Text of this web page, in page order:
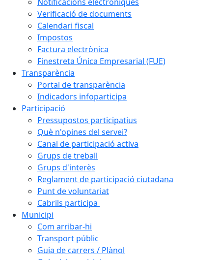
Verificació de documents
Calendari fiscal
Impostos
Factura electrònica
Finestreta Única Empresarial (FUE)
Transparència
Portal de transparència
Indicadors infoparticipa
Participació
Pressupostos participatius
Què n'opines del servei?
Canal de participació activa
Grups de treball
Grups d'interès
Reglament de participació ciutadana
Punt de voluntariat
Cabrils participa
Municipi
Com arribar-hi
Transport públic
Guia de carrers / Plànol